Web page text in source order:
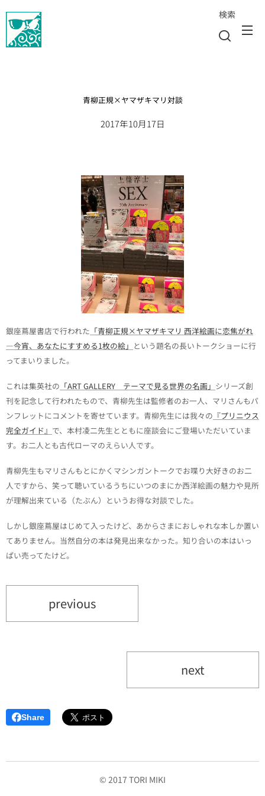
検索
青柳正規×ヤマザキマリ対談
2017年10月17日
銀座蔦屋書店で行われた 「青柳正規×ヤマザキマリ 西洋絵画に恋焦がれ
―今宵、あなたにすすめる1枚の絵」 という題名の長いトークショーに行
ってまいりました。
これは集英社の 「ART GALLERY テーマで見る世界の名画」 シリーズ創
刊を記念して行われたもので、青柳先生は監修者のお一人、マリさんもパ
ンフレットにコメントを寄せています。青柳先生には我々の 『プリニウス
完全ガイド』 で、本村凌二先生とともに座談会にご登場いただいていま
す。お二人とも古代ローマのえらい人です。
青柳先生もマリさんもとにかくマシンガントークでお喋り大好きのお二
人ですから、笑って聴いているうちにいつのまにか西洋絵画の魅力や見所
が理解出来ている（たぶん）というお得な対談でした。
しかし銀座蔦屋はじめて入ったけど、あからさまにおしゃれな本しか置い
てありません。当然自分の本は発見出来なかった。知り合いの本はいっ
ぱい売ってたけど。
previous
next
Share
© 2017 TORI MIKI